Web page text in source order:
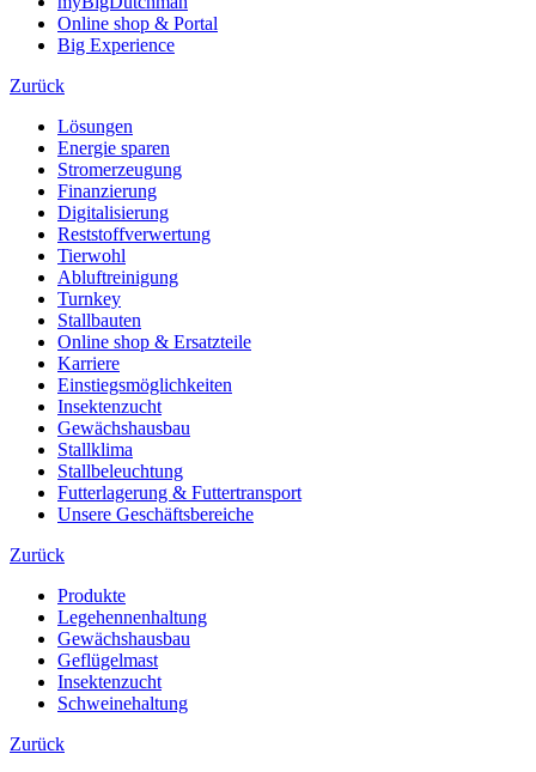
Online shop & Portal
Big Experience
Zurück
Lösungen
Energie sparen
Stromerzeugung
Finanzierung
Digitalisierung
Reststoffverwertung
Tierwohl
Abluftreinigung
Turnkey
Stallbauten
Online shop & Ersatzteile
Karriere
Einstiegsmöglichkeiten
Insektenzucht
Gewächshausbau
Stallklima
Stallbeleuchtung
Futterlagerung & Futtertransport
Unsere Geschäftsbereiche
Zurück
Produkte
Legehennenhaltung
Gewächshausbau
Geflügelmast
Insektenzucht
Schweinehaltung
Zurück